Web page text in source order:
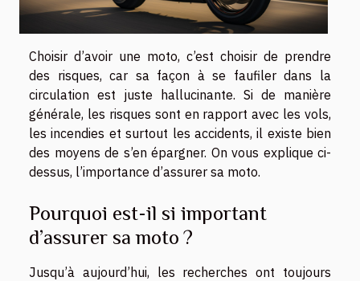
Choisir d’avoir une moto, c’est choisir de prendre
des risques, car sa façon à se faufiler dans la
circulation est juste hallucinante. Si de manière
générale, les risques sont en rapport avec les vols,
les incendies et surtout les accidents, il existe bien
des moyens de s’en épargner. On vous explique ci-
dessus, l’importance d’assurer sa moto.
Pourquoi est-il si important
d’assurer sa moto ?
Jusqu’à aujourd’hui, les recherches ont toujours